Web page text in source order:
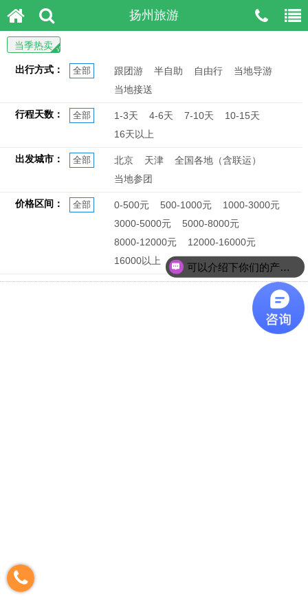
扬州旅游
当季热卖
出行方式： 全部 跟团游 半自助 自由行
当地导游
当地接送
行程天数： 全部 1-3天 4-6天 7-10天
10-15天
16天以上
出发城市： 全部 北京 天津
全国各地（含联运）
当地参团
价格区间： 全部 0-500元 500-1000元
1000-3000元
3000-5000元
5000-8000元
8000-12000元
12000-16000元
16000以上
可以介绍下你们的产品么？